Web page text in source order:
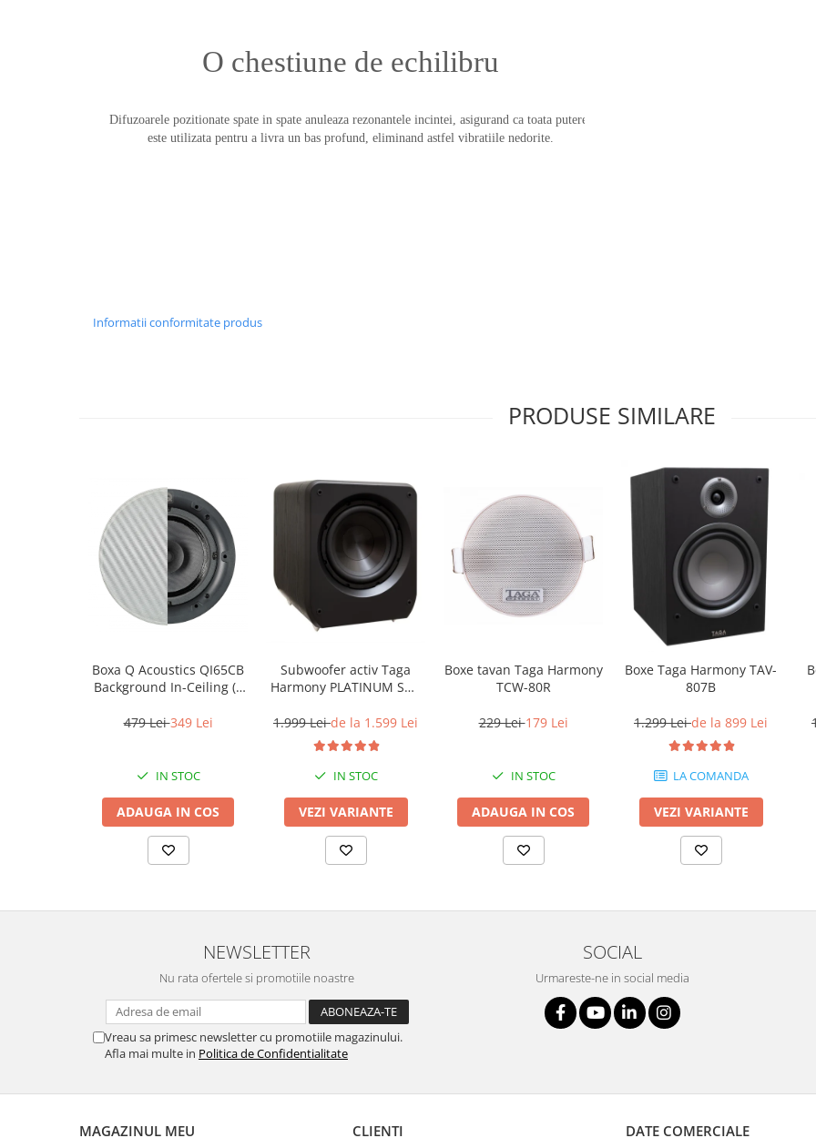
O chestiune de echilibru
Difuzoarele pozitionate spate in spate anuleaza rezonantele incintei, asigurand ca toata puterea
este utilizata pentru a livra un bas profund, eliminand astfel vibratiile nedorite.
Informatii conformitate produs
PRODUSE SIMILARE
Boxa Q Acoustics QI65CB
Background In-Ceiling (1
479 Lei349 Lei
IN STOC
ADAUGA IN COS
Subwoofer activ Taga
Harmony PLATINUM SW-
1.999 Leide la 1.599 Lei
IN STOC
VEZI VARIANTE
Boxe tavan Taga Harmony
TCW-80R
229 Lei179 Lei
IN STOC
ADAUGA IN COS
Boxe Taga Harmony TAV-
807B
1.299 Leide la 899 Lei
LA COMANDA
VEZI VARIANTE
NEWSLETTER
Nu rata ofertele si promotiile noastre
Vreau sa primesc newsletter cu promotiile magazinului.
Afla mai multe in Politica de Confidentialitate
SOCIAL
Urmareste-ne in social media
MAGAZINUL MEU CLIENTI DATE COMERCIALE